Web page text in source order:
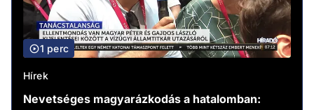
1 perc
Hírek
Nevetséges magyarázkodás a hatalomban: